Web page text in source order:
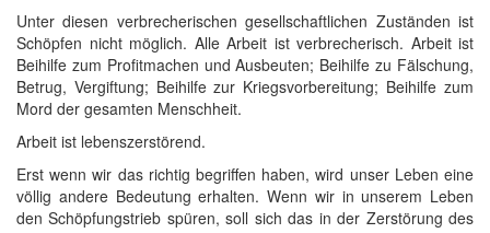
Unter diesen verbrecherischen gesellschaftlichen Zuständen ist
Schöpfen nicht möglich. Alle Arbeit ist verbrecherisch. Arbeit ist
Beihilfe zum Profitmachen und Ausbeuten; Beihilfe zu Fälschung,
Betrug, Vergiftung; Beihilfe zur Kriegsvorbereitung; Beihilfe zum
Mord der gesamten Menschheit.
Arbeit ist lebenszerstörend.
Erst wenn wir das richtig begriffen haben, wird unser Leben eine
völlig andere Bedeutung erhalten. Wenn wir in unserem Leben
den Schöpfungstrieb spüren, soll sich das in der Zerstörung des